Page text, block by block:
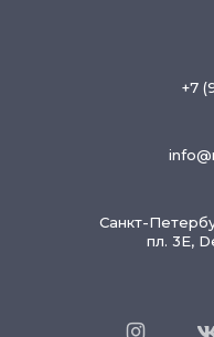
+7
Санкт-
пл. 3Е,